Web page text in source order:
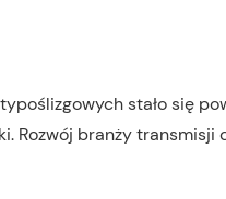
stało się
Rozwój branży